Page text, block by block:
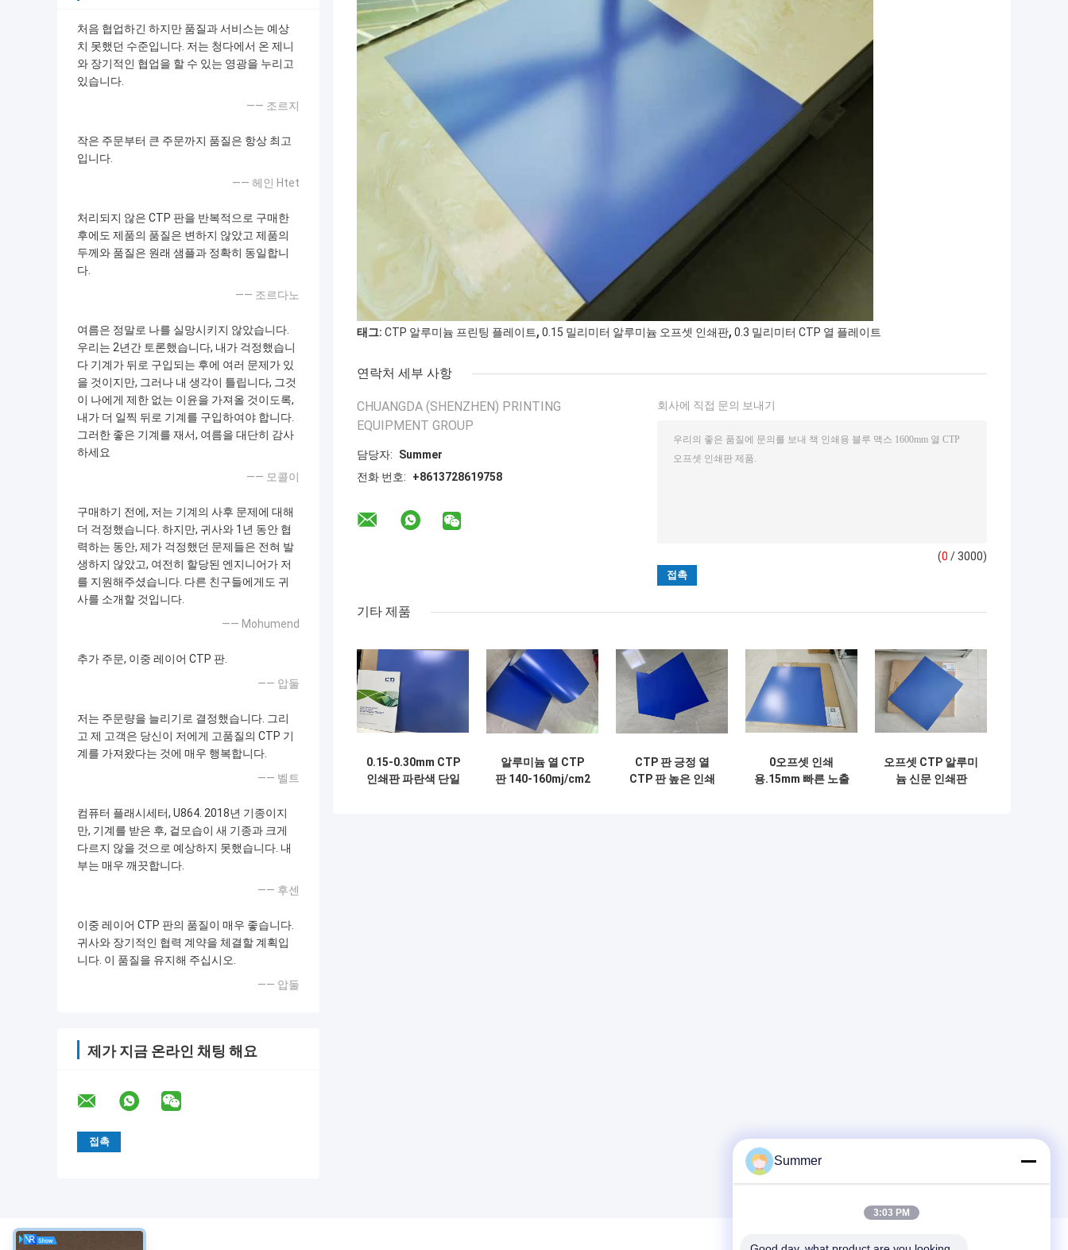
처음 협업하긴 하지만 품질과 서비스는 예상
치 못했던 수준입니다. 저는 청다에서 온 제니
와 장기적인 협업을 할 수 있는 영광을 누리고
있습니다.
—— 조르지
작은 주문부터 큰 주문까지 품질은 항상 최고
입니다.
—— 헤인 Htet
처리되지 않은 CTP 판을 반복적으로 구매한
후에도 제품의 품질은 변하지 않았고 제품의
두께와 품질은 원래 샘플과 정확히 동일합니
다.
—— 조르다노
여름은 정말로 나를 실망시키지 않았습니다.
우리는 2년간 토론했습니다, 내가 걱정했습니
다 기계가 뒤로 구입되는 후에 여러 문제가 있
을 것이지만, 그러나 내 생각이 틀립니다, 그것
이 나에게 제한 없는 이윤을 가져올 것이도록,
내가 더 일찍 뒤로 기계를 구입하여야 합니다.
그러한 좋은 기계를 재서, 여름을 대단히 감사
하세요
—— 모콜이
구매하기 전에, 저는 기계의 사후 문제에 대해
더 걱정했습니다. 하지만, 귀사와 1년 동안 협
력하는 동안, 제가 걱정했던 문제들은 전혀 발
생하지 않았고, 여전히 할당된 엔지니어가 저
를 지원해주셨습니다. 다른 친구들에게도 귀
사를 소개할 것입니다.
—— Mohumend
추가 주문, 이중 레이어 CTP 판.
—— 압둘
저는 주문량을 늘리기로 결정했습니다. 그리
고 제 고객은 당신이 저에게 고품질의 CTP 기
계를 가져왔다는 것에 매우 행복합니다.
—— 벨트
컴퓨터 플래시세터, U864. 2018년 기종이지
만, 기계를 받은 후, 겉모습이 새 기종과 크게
다르지 않을 것으로 예상하지 못했습니다. 내
부는 매우 깨끗합니다.
—— 후센
이중 레이어 CTP 판의 품질이 매우 좋습니다.
귀사와 장기적인 협력 계약을 체결할 계획입
니다. 이 품질을 유지해 주십시오.
—— 압둘
제가 지금 온라인 채팅 해요
태그: CTP 알루미늄 프린팅 플레이트, 0.15 밀리미터 알루미늄 오프셋 인쇄판, 0.3 밀리미터 CTP 열 플레이트
연락처 세부 사항
CHUANGDA (SHENZHEN) PRINTING
EQUIPMENT GROUP
담당자:
Summer
전화 번호:
+8613728619758
회사에 직접 문의 보내기
(0 / 3000)
기타 제품
0.15-0.30mm CTP
인쇄판 파란색 단일
알루미늄 열 CTP
판 140-160mj/cm2
CTP 판 긍정 열
CTP 판 높은 인쇄
0오프셋 인쇄
용.15mm 빠른 노출
오프셋 CTP 알루미
늄 신문 인쇄판
Summer
3:03 PM